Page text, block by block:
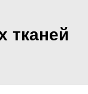
тканей